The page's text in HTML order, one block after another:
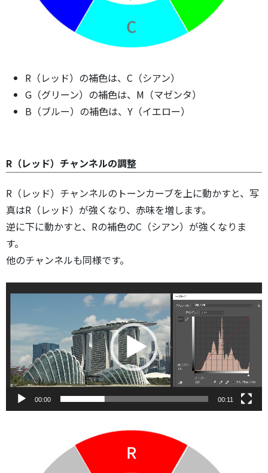
R（レッド）の補色は、C（シアン）
G（グリーン）の補色は、M（マゼンタ）
B（ブルー）の補色は、Y（イエロー）
R（レッド）チャンネルの調整
R（レッド）チャンネルのトーンカーブを上に動かすと、写
真はR（レッド）が強くなり、赤味を増します。
逆に下に動かすと、Rの補色のC（シアン）が強くなりま
す。
他のチャンネルも同様です。
動
プ
レ
ヤ
ー
00:00 00:11